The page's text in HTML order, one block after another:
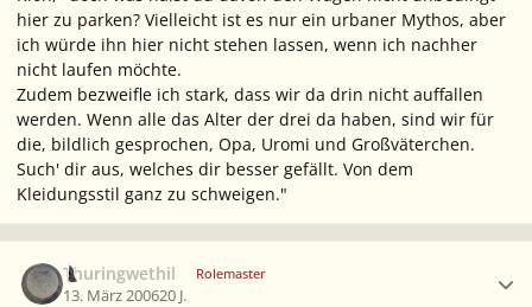
hier zu parken? Vielleicht ist es nur ein urbaner Mythos, aber
ich würde ihn hier nicht stehen lassen, wenn ich nachher
nicht laufen möchte.
Zudem bezweifle ich stark, dass wir da drin nicht auffallen
werden. Wenn alle das Alter der drei da haben, sind wir für
die, bildlich gesprochen, Opa, Uromi und Großväterchen.
Such' dir aus, welches dir besser gefällt. Von dem
Kleidungsstil ganz zu schweigen."
Thuringwethil Rolemaster
13. März 200620 J.